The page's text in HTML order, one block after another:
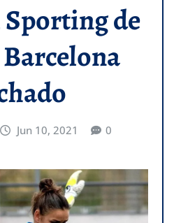
de
Jun 10, 2021 0